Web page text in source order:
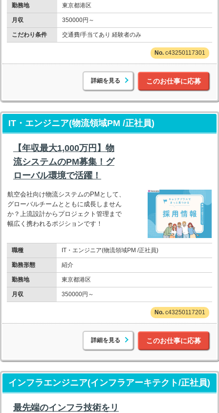
勤務地 東京都港区
月収 350000円～
こだわり条件 交通費/手当てあり 経験者のみ
c43250117301
詳細を見る このお仕事に応募
IT・エンジニア(物流領域PM /正社員)
【年収最大1,000万円】物
流システムのPM募集！グ
ローバル環境で活躍！
航空会社向け物流システムのPMとして、
グローバルチームとともに成長しません
か？上流設計からプロジェクト管理まで
幅広く携われるポジションです！
職種 IT・エンジニア(物流領域PM /正社員)
勤務形態 紹介
勤務地 東京都港区
月収 350000円～
c43250117201
詳細を見る このお仕事に応募
インフラエンジニア(インフラアーキテクト/正社員)
最先端のインフラ技術をリ